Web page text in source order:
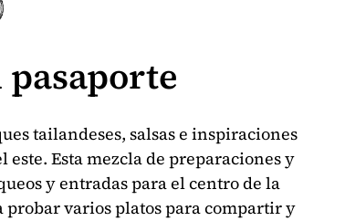
tailandeses, salsas e inspiraciones
Esta mezcla de preparaciones y
y entradas para el centro de la
probar varios platos para compartir y